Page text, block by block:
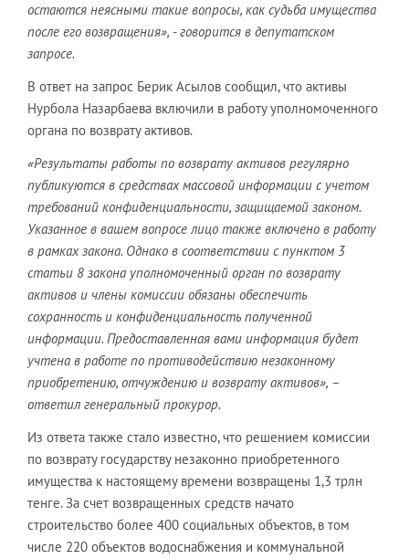
остаются неясными такие вопросы, как судьба имущества
после его возвращения», - говорится в депутатском
запросе.
В ответ на запрос Берик Асылов сообщил, что активы
Нурбола Назарбаева включили в работу уполномоченного
органа по возврату активов.
«Результаты работы по возврату активов регулярно
публикуются в средствах массовой информации с учетом
требований конфиденциальности, защищаемой законом.
Указанное в вашем вопросе лицо также включено в работу
в рамках закона. Однако в соответствии с пунктом 3
статьи 8 закона уполномоченный орган по возврату
активов и члены комиссии обязаны обеспечить
сохранность и конфиденциальность полученной
информации. Предоставленная вами информация будет
учтена в работе по противодействию незаконному
приобретению, отчуждению и возврату активов», –
ответил генеральный прокурор.
Из ответа также стало известно, что решением комиссии
по возврату государству незаконно приобретенного
имущества к настоящему времени возвращены 1,3 трлн
тенге. За счет возвращенных средств начато
строительство более 400 социальных объектов, в том
числе 220 объектов водоснабжения и коммунальной